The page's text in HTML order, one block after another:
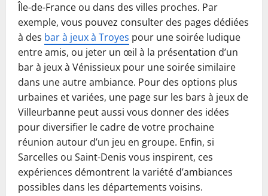
Île-de-France ou dans des villes proches. Par
exemple, vous pouvez consulter des pages dédiées
à des bar à jeux à Troyes pour une soirée ludique
entre amis, ou jeter un œil à la présentation d’un
bar à jeux à Vénissieux pour une soirée similaire
dans une autre ambiance. Pour des options plus
urbaines et variées, une page sur les bars à jeux de
Villeurbanne peut aussi vous donner des idées
pour diversifier le cadre de votre prochaine
réunion autour d’un jeu en groupe. Enfin, si
Sarcelles ou Saint-Denis vous inspirent, ces
expériences démontrent la variété d’ambiances
possibles dans les départements voisins.